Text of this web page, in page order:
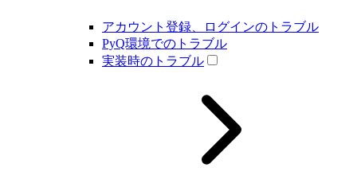
アカウント登録、ログインのトラブル
PyQ環境でのトラブル
実装時のトラブル